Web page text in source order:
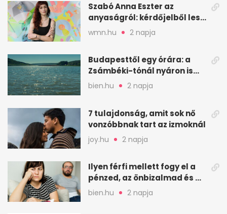
Szabó Anna Eszter az
anyaságról: kérdőjelből lesz
valaha felkiáltójel?
wmn.hu 2 napja
Budapesttől egy órára: a
Zsámbéki-tónál nyáron is
van hely
bien.hu 2 napja
7 tulajdonság, amit sok nő
vonzóbbnak tart az izmoknál
joy.hu 2 napja
Ilyen férfi mellett fogy el a
pénzed, az önbizalmad és a
nyugalmad
bien.hu 2 napja